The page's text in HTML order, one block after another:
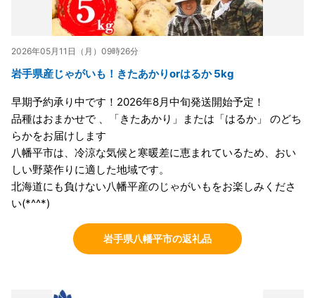
2026年05月11日（月）09時26分
岩手県産じゃがいも！きたあかりorはるか 5kg
早期予約承り中です！2026年8月中旬発送開始予定！
品種はおまかせで 、「きたあかり」または「はるか」 のどち
らかをお届けします
八幡平市は、冷涼な気候と寒暖差に恵まれているため、おい
しい野菜作りに適した地域です。
北海道にも負けない八幡平産のじゃがいもをお楽しみくださ
い(*^^*)
岩手県八幡平市の返礼品